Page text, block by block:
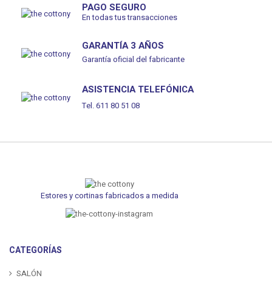
PAGO SEGURO
En todas tus transacciones
GARANTÍA 3 AÑOS
Garantía oficial del fabricante
ASISTENCIA TELEFÓNICA
Tel. 611 80 51 08
Estores y cortinas fabricados a medida
CATEGORÍAS
SALÓN